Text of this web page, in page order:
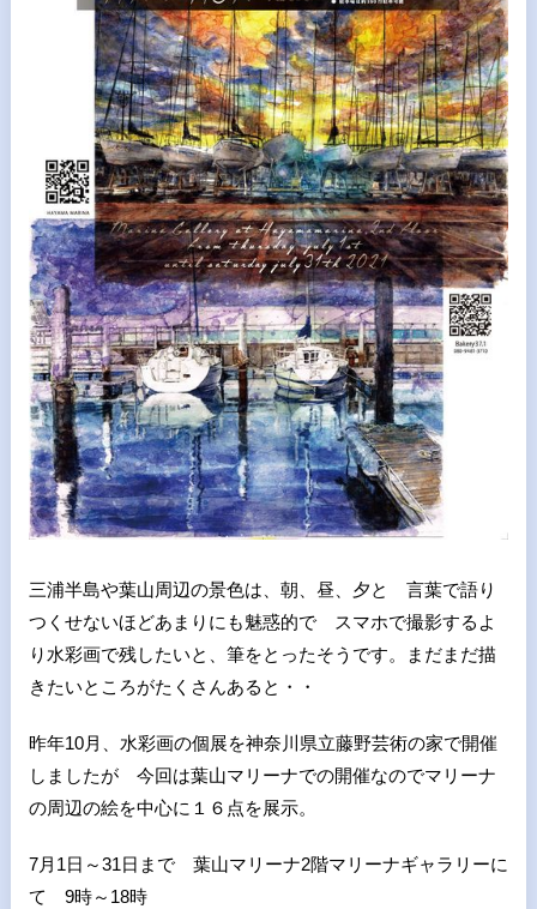
三浦半島や葉山周辺の景色は、朝、昼、夕と 言葉で語り
つくせないほどあまりにも魅惑的で スマホで撮影するよ
り水彩画で残したいと、筆をとったそうです。まだまだ描
きたいところがたくさんあると・・
昨年10月、水彩画の個展を神奈川県立藤野芸術の家で開催
しましたが 今回は葉山マリーナでの開催なのでマリーナ
の周辺の絵を中心に１６点を展示。
7月1日～31日まで 葉山マリーナ2階マリーナギャラリーに
て 9時～18時